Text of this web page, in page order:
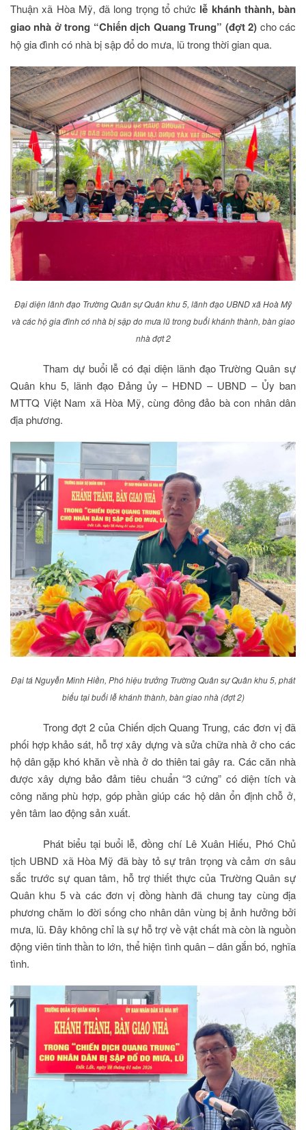
Thuận xã Hòa Mỹ, đã long trọng tổ chức lễ khánh thành, bàn
giao nhà ở trong “Chiến dịch Quang Trung” (đợt 2) cho các
hộ gia đình có nhà bị sập đổ do mưa, lũ trong thời gian qua.
Đại diện lãnh đạo Trường Quân sự Quân khu 5, lãnh đạo UBND xã Hoà Mỹ
và các hộ gia đình có nhà bị sập do mưa lũ trong buổi khánh thành, bàn giao
nhà đợt 2
Tham dự buổi lễ có đại diện lãnh đạo Trường Quân sự
Quân khu 5, lãnh đạo Đảng ủy – HĐND – UBND – Ủy ban
MTTQ Việt Nam xã Hòa Mỹ, cùng đông đảo bà con nhân dân
địa phương.
Đại tá Nguyễn Minh Hiền, Phó hiệu trưởng Trường Quân sự Quân khu 5, phát
biểu tại buổi lễ khánh thành, bàn giao nhà (đợt 2)
Trong đợt 2 của Chiến dịch Quang Trung, các đơn vị đã
phối hợp khảo sát, hỗ trợ xây dựng và sửa chữa nhà ở cho các
hộ dân gặp khó khăn về nhà ở do thiên tai gây ra. Các căn nhà
được xây dựng bảo đảm tiêu chuẩn “3 cứng” có diện tích và
công năng phù hợp, góp phần giúp các hộ dân ổn định chỗ ở,
yên tâm lao động sản xuất.
Phát biểu tại buổi lễ, đồng chí Lê Xuân Hiếu, Phó Chủ
tịch UBND xã Hòa Mỹ đã bày tỏ sự trân trọng và cảm ơn sâu
sắc trước sự quan tâm, hỗ trợ thiết thực của Trường Quân sự
Quân khu 5 và các đơn vị đồng hành đã chung tay cùng địa
phương chăm lo đời sống cho nhân dân vùng bị ảnh hưởng bởi
mưa, lũ. Đây không chỉ là sự hỗ trợ về vật chất mà còn là nguồn
động viên tinh thần to lớn, thể hiện tình quân – dân gắn bó, nghĩa
tình.